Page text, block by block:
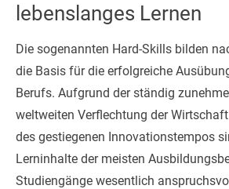
lebenslanges Lernen
Die sogenannten Hard-Skills bilden
die Basis für die erfolgreiche
Berufs. Aufgrund der ständig
weltweiten Verflechtung der
des gestiegenen Innovationstempos
Lerninhalte der meisten
Studiengänge wesentlich